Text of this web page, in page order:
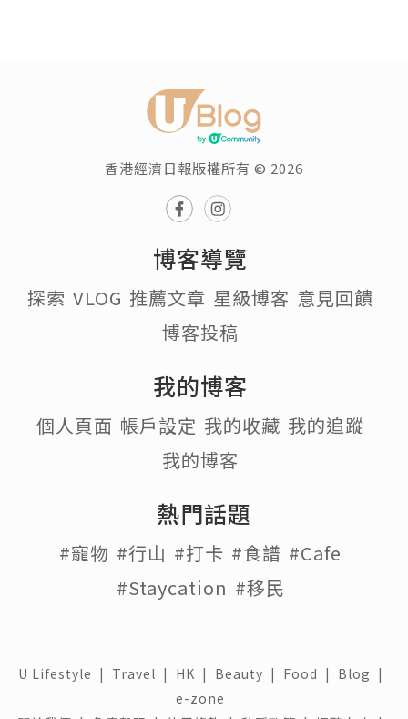
香港經濟日報版權所有 © 2026
博客導覽
探索 VLOG 推薦文章 星級博客 意見回饋
博客投稿
我的博客
個人頁面 帳戶設定 我的收藏 我的追蹤
我的博客
熱門話題
#寵物 #行山 #打卡 #食譜 #Cafe
#Staycation #移民
U Lifestyle | Travel | HK | Beauty | Food | Blog |
e-zone